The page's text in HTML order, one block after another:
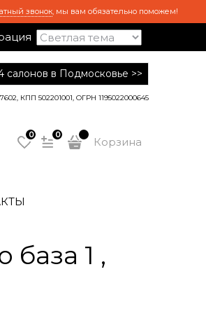
звонок, мы вам обязательно поможем!
салонов в Подмосковье >>
КПП 502201001, ОГРН 1195022000645
0 0
Корзина
1 ,